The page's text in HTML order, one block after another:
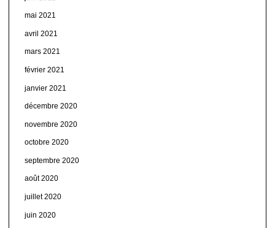
mai 2021
avril 2021
mars 2021
février 2021
janvier 2021
décembre 2020
novembre 2020
octobre 2020
septembre 2020
août 2020
juillet 2020
juin 2020